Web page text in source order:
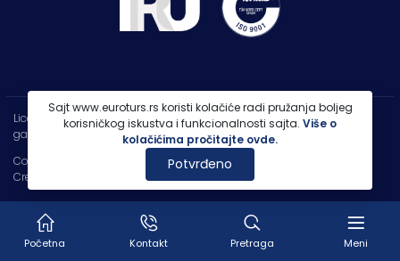
Početna Kontakt Pretraga Meni
Copyright 2026 |
PP Euroturs Niš DOO
Credits
- Designed & Developed byIT Centar
Licenca OTP-A 107/2021
garancija putovanja 250.000€
Sajt www.euroturs.rs koristi kolačiće radi pružanja boljeg
korisničkog iskustva i funkcionalnosti sajta. Više o
kolačićima pročitajte ovde.
Potvrđeno